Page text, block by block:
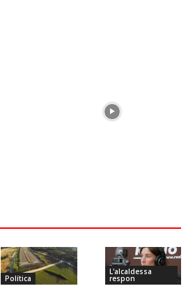
Política
L'alcaldessa
respon